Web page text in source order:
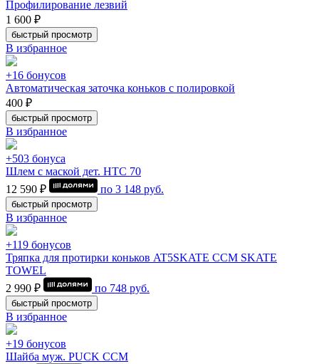
Профилирование лезвий
1 600 ₽
быстрый просмотр
В избранное
+16 бонусов
Автоматическая заточка коньков с полировкой
400 ₽
быстрый просмотр
В избранное
+503 бонуса
Шлем с маской дет. HTC 70
12 590 ₽
по 3 148 руб.
быстрый просмотр
В избранное
+119 бонусов
Тряпка для протирки коньков AT5SKATE CCM SKATE
TOWEL
2 990 ₽
по 748 руб.
быстрый просмотр
В избранное
+19 бонусов
Шайба муж. PUCK CCM